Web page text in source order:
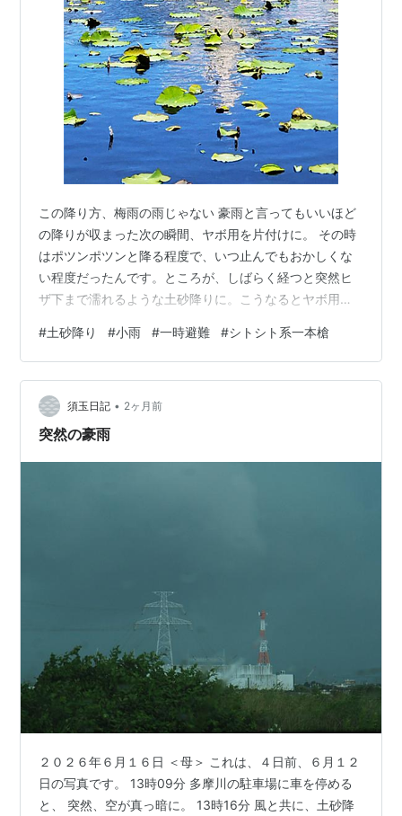
この降り方、梅雨の雨じゃない 豪雨と言ってもいいほど
の降りが収まった次の瞬間、ヤボ用を片付けに。 その時
はポツンポツンと降る程度で、いつ止んでもおかしくな
い程度だったんです。ところが、しばらく経つと突然ヒ
ザ下まで濡れるような土砂降りに。こうなるとヤボ用ど
て、 “エラい目” に会いました。 梅雨の雨はシトシトと降
り続くもので、夏になると今日のような土砂降りと小雨
が交互に続くものだと信じていましたが違っていたよう
です。梅雨真っ只中でも今日のような降り方をするんで
すね。 まだまだ梅雨は続くはず。これからも今日のよう
#土砂降り #小雨 #一時避難 #シトシト系一本槍
須玉日記 • 2ヶ月前
突然の豪雨
２０２６年６月１６日 ＜母＞ これは、４日前、６月１２
日の写真です。 13時09分 多摩川の駐車場に車を停める
と、 突然、空が真っ暗に。 13時16分 風と共に、土砂降